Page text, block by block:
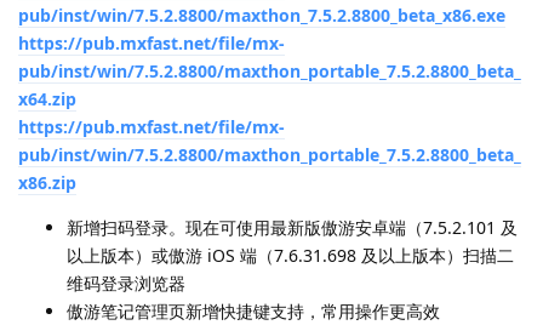
pub/inst/win/7.5.2.8800/maxthon_7.5.2.8800_beta_x86.exe
https://pub.mxfast.net/file/mx-
pub/inst/win/7.5.2.8800/maxthon_portable_7.5.2.8800_beta_
x64.zip
https://pub.mxfast.net/file/mx-
pub/inst/win/7.5.2.8800/maxthon_portable_7.5.2.8800_beta_
x86.zip
新增扫码登录。现在可使用最新版傲游安卓端（7.5.2.101 及
以上版本）或傲游 iOS 端（7.6.31.698 及以上版本）扫描二
维码登录浏览器
傲游笔记管理页新增快捷键支持，常用操作更高效